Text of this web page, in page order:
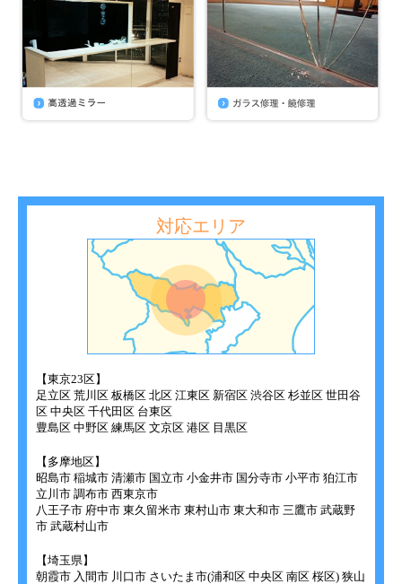
対応エリア
【東京23区】
足立区 荒川区 板橋区 北区 江東区 新宿区 渋谷区 杉並区 世田谷
区 中央区 千代田区 台東区
豊島区 中野区 練馬区 文京区 港区 目黒区
【多摩地区】
昭島市 稲城市 清瀬市 国立市 小金井市 国分寺市 小平市 狛江市
立川市 調布市 西東京市
八王子市 府中市 東久留米市 東村山市 東大和市 三鷹市 武蔵野
市 武蔵村山市
【埼玉県】
朝霞市 入間市 川口市 さいたま市(浦和区 中央区 南区 桜区) 狭山